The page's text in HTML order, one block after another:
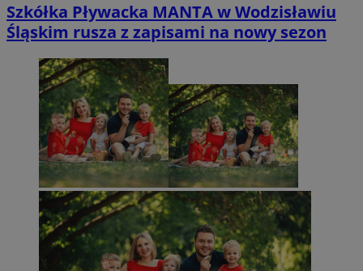
Szkółka Pływacka MANTA w Wodzisławiu
Śląskim rusza z zapisami na nowy sezon